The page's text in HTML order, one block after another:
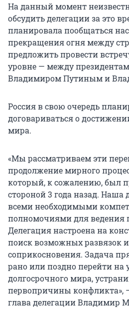
На данный момент
обсудить делегации за это
планировала пообщаться
прекращения огня между
предложить провести
уровне — между
Владимиром Путиным и
Россия в свою очередь
договариваться о
мира.
«Мы рассматриваем эти
продолжение мирного
который, к сожалению, был
стороной3 года назад. Наша
всеми необходимыми
полномочиями для ведения
Делегация настроена на
поиск возможных развязок
соприкосновения. Задача
рано или поздно перейти на
долгосрочного мира,
первопричины конфликта»,
глава делегации Владимир